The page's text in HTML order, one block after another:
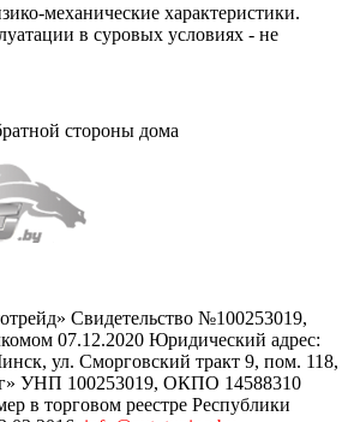
механические характеристики.
в суровых условиях - не
Свидетельство №100253019,
07.12.2020 Юридический адрес:
, ул. Сморговский тракт 9, пом. 118,
УНП 100253019, ОКПО 14588310
в торговом реестре Республики